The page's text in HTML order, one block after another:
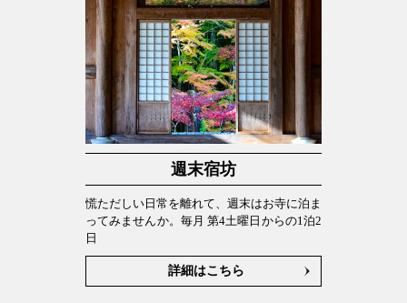
週末宿坊
慌ただしい日常を離れて、週末はお寺に泊ま
ってみませんか。毎月 第4土曜日からの1泊2
日
詳細はこちら